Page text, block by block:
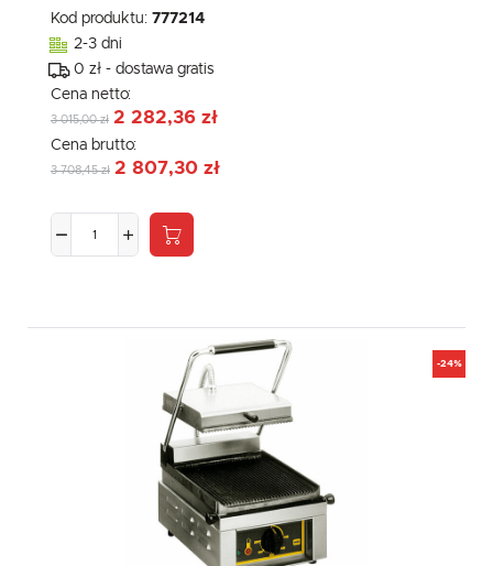
Kod produktu: 777214
2-3 dni
0 zł - dostawa gratis
Cena netto:
3 015,00 zł 2 282,36 zł
Cena brutto:
3 708,45 zł 2 807,30 zł
-24%